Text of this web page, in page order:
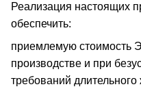
Реализация настоящих
обеспечить:
приемлемую стоимость
производстве и при
требований длительного